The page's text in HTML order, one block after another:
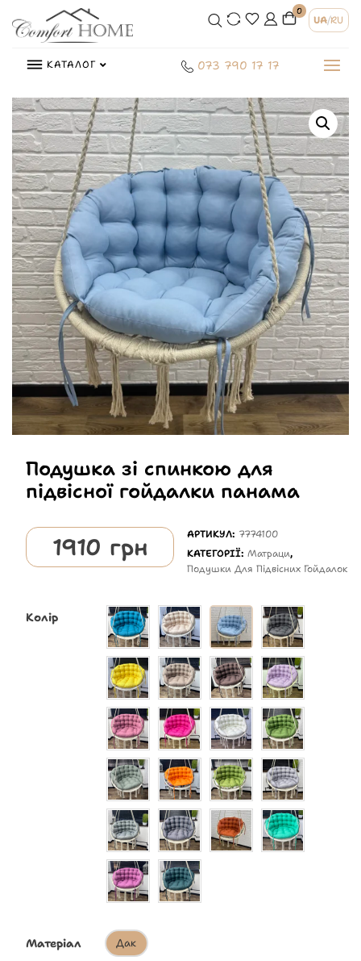
0
UA/RU
КАТАЛОГ 073 790 17 17
Подушка зі спинкою для
підвісної гойдалки панама
1910 грн АРТИКУЛ: 7774100
КАТЕГОРІЇ:Матраци,
Подушки Для Підвісних Гойдалок
Колір
Матеріал Дак